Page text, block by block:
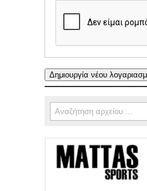
Φόρμα αναζήτησης
Αναζήτηση